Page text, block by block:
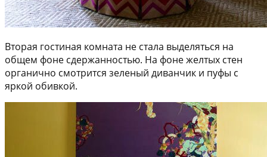
Вторая гостиная комната не стала выделяться на
общем фоне сдержанностью. На фоне желтых стен
органично смотрится зеленый диванчик и пуфы с
яркой обивкой.